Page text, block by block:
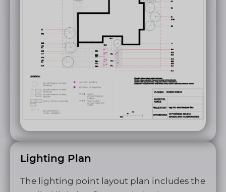
Lighting Plan
The lighting point layout plan includes the